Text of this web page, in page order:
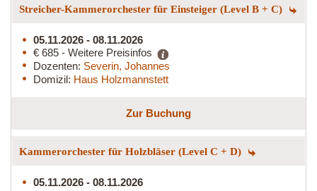
Streicher-Kammerorchester für Einsteiger (Level B + C)
05.11.2026 - 08.11.2026
€ 685 - Weitere Preisinfos
Dozenten: Severin, Johannes
Domizil: Haus Holzmannstett
Zur Buchung
Kammerorchester für Holzbläser (Level C + D)
05.11.2026 - 08.11.2026